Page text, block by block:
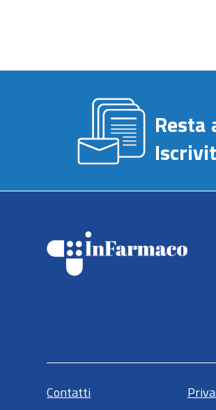
Resta
Contatti